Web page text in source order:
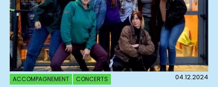
ACCOMPAGNEMENT CONCERTS 04.12.2024